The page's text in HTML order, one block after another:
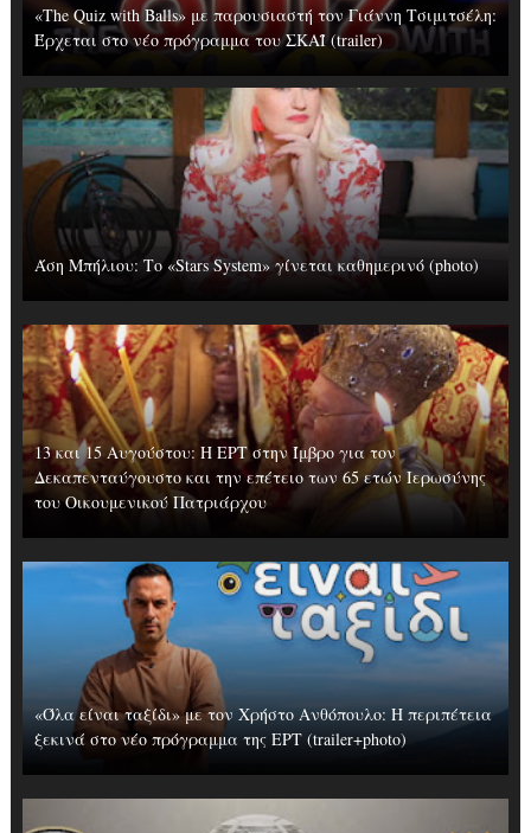
«The Quiz with Balls» με παρουσιαστή τον Γιάννη Τσιμιτσέλη:
Έρχεται στο νέο πρόγραμμα του ΣΚΑΪ (trailer)
Άση Μπήλιου: Το «Stars System» γίνεται καθημερινό (photo)
13 και 15 Αυγούστου: Η ΕΡΤ στην Ίμβρο για τον
Δεκαπενταύγουστο και την επέτειο των 65 ετών Ιερωσύνης
του Οικουμενικού Πατριάρχου
«Όλα είναι ταξίδι» με τον Χρήστο Ανθόπουλο: Η περιπέτεια
ξεκινά στο νέο πρόγραμμα της ΕΡΤ (trailer+photo)